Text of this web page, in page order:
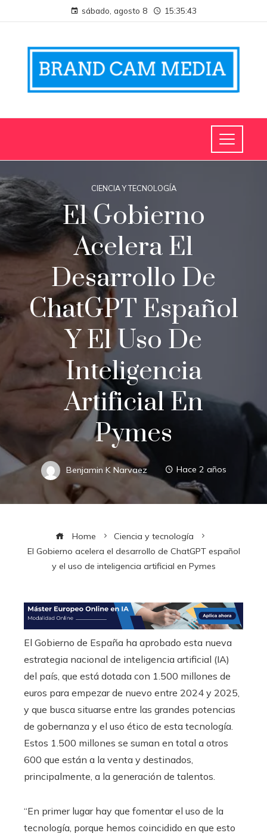
sábado, agosto 8 15:35:44
CIENCIA Y TECNOLOGÍA
El Gobierno
Acelera El
Desarrollo De
ChatGPT Español
Y El Uso De
Inteligencia
Artificial En
Pymes
Benjamin K Narvaez Hace 2 años
Home
Ciencia y tecnología
El Gobierno acelera el desarrollo de ChatGPT español
y el uso de inteligencia artificial en Pymes
El Gobierno de España ha aprobado esta nueva
estrategia nacional de inteligencia artificial (IA)
del país, que está dotada con 1.500 millones de
euros para empezar de nuevo entre 2024 y 2025,
y que busca situarse entre las grandes potencias
de gobernanza y el uso ético de esta tecnología.
Estos 1.500 millones se suman en total a otros
600 que están a la venta y destinados,
principalmente, a la generación de talentos.
“En primer lugar hay que fomentar el uso de la
tecnología, porque hemos coincidido en que esto